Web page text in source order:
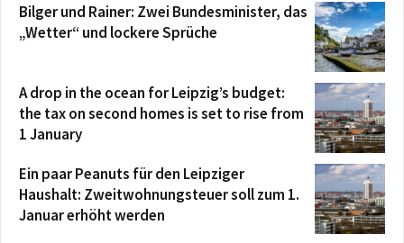
Bilger und Rainer: Zwei Bundesminister, das
„Wetter“ und lockere Sprüche
A drop in the ocean for Leipzig’s budget:
the tax on second homes is set to rise from
1 January
Ein paar Peanuts für den Leipziger
Haushalt: Zweitwohnungsteuer soll zum 1.
Januar erhöht werden